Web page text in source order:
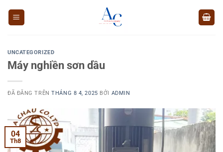
UNCATEGORIZED
Máy nghiền sơn dầu
ĐÃ ĐĂNG TRÊNTHÁNG 8 4, 2025 BỞI ADMIN
04
Th8